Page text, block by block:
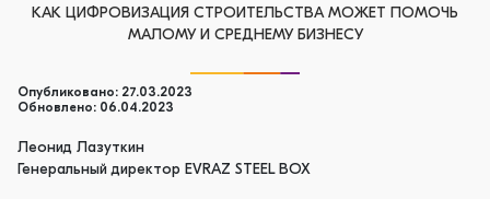
КАК ЦИФРОВИЗАЦИЯ СТРОИТЕЛЬСТВА МОЖЕТ ПОМОЧЬ
МАЛОМУ И СРЕДНЕМУ БИЗНЕСУ
Опубликовано: 27.03.2023
Обновлено: 06.04.2023
Леонид Лазуткин
Генеральный директор EVRAZ STEEL BOX